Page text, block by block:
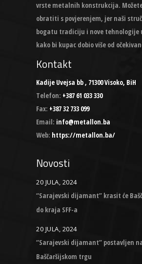
vrste metalnih konstrukcija.
obratiti s povjerenjem, jer naši
bogatu tradiciju i nove tehnologije
kako bi kupac dobio više od
Kontakt
Kadije Uvejsa bb , 71300 Visoko, BiH
Telefon: +387 61 033 330
Fax: +387 32 733 099
Email: info@metallon.ba
Web: https://metallon.ba/
Novosti
20 JULA, 2024
“Sarajevski dijamant” krasit će
do kraja SFF-a
20 JULA, 2024
“Sarajevski dijamant” postavljen
Baščaršijskom trgu